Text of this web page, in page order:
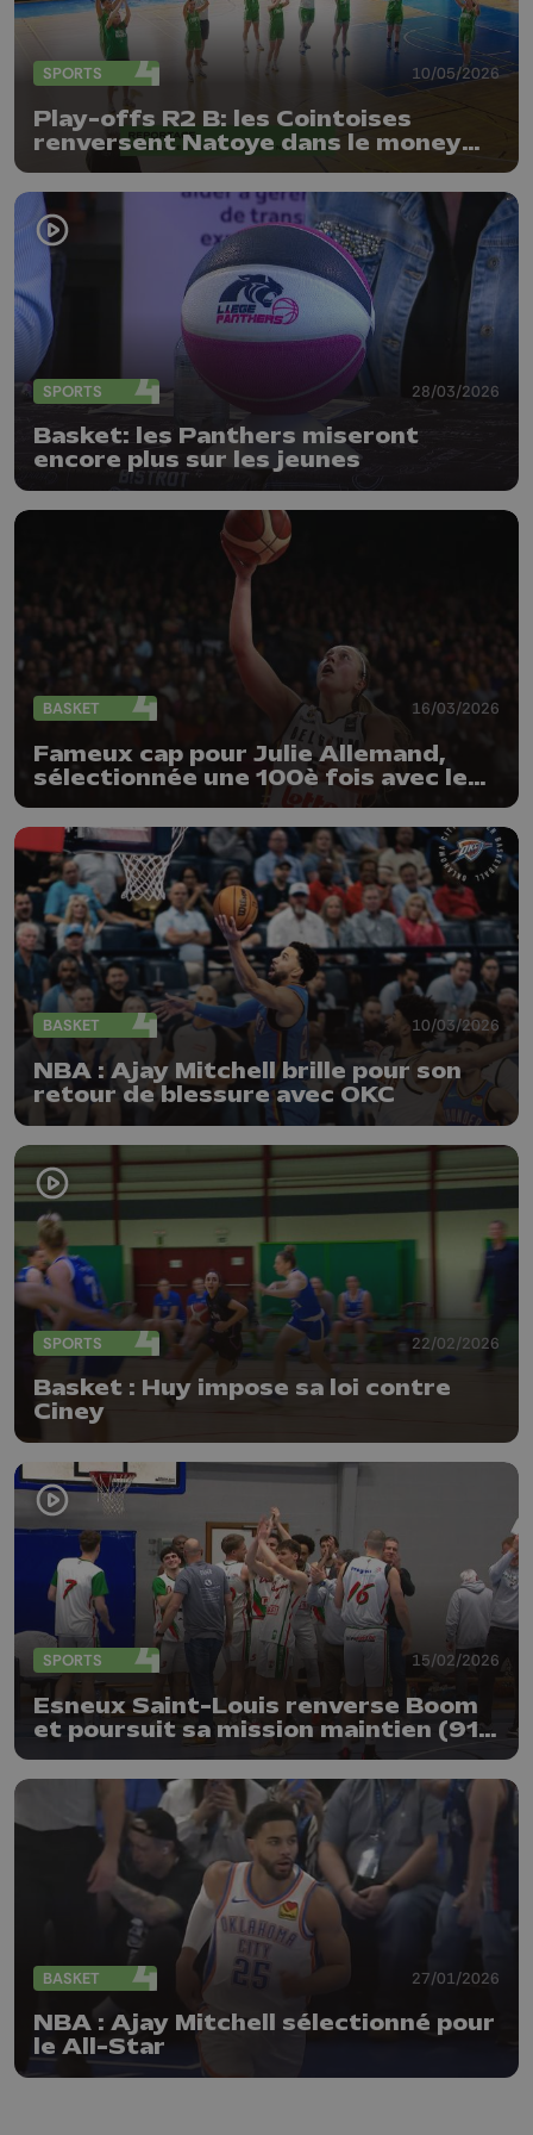
SPORTS 10/05/2026
Play-offs R2 B: les Cointoises
renversent Natoye dans le money
time
SPORTS 28/03/2026
Basket: les Panthers miseront
encore plus sur les jeunes
BASKET 16/03/2026
Fameux cap pour Julie Allemand,
sélectionnée une 100è fois avec les
Belgian Cats
BASKET 10/03/2026
NBA : Ajay Mitchell brille pour son
retour de blessure avec OKC
SPORTS 22/02/2026
Basket : Huy impose sa loi contre
Ciney
SPORTS 15/02/2026
Esneux Saint-Louis renverse Boom
et poursuit sa mission maintien (91-
75)
BASKET 27/01/2026
NBA : Ajay Mitchell sélectionné pour
le All-Star